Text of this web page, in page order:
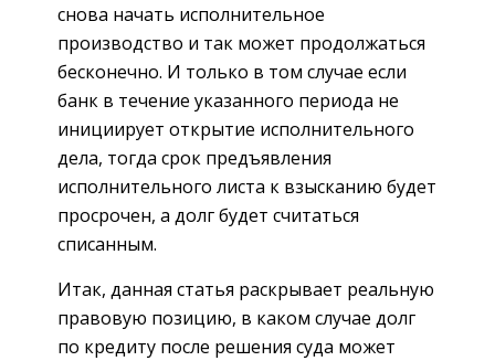
снова начать исполнительное
производство и так может продолжаться
бесконечно. И только в том случае если
банк в течение указанного периода не
инициирует открытие исполнительного
дела, тогда срок предъявления
исполнительного листа к взысканию будет
просрочен, а долг будет считаться
списанным.
Итак, данная статья раскрывает реальную
правовую позицию, в каком случае долг
по кредиту после решения суда может